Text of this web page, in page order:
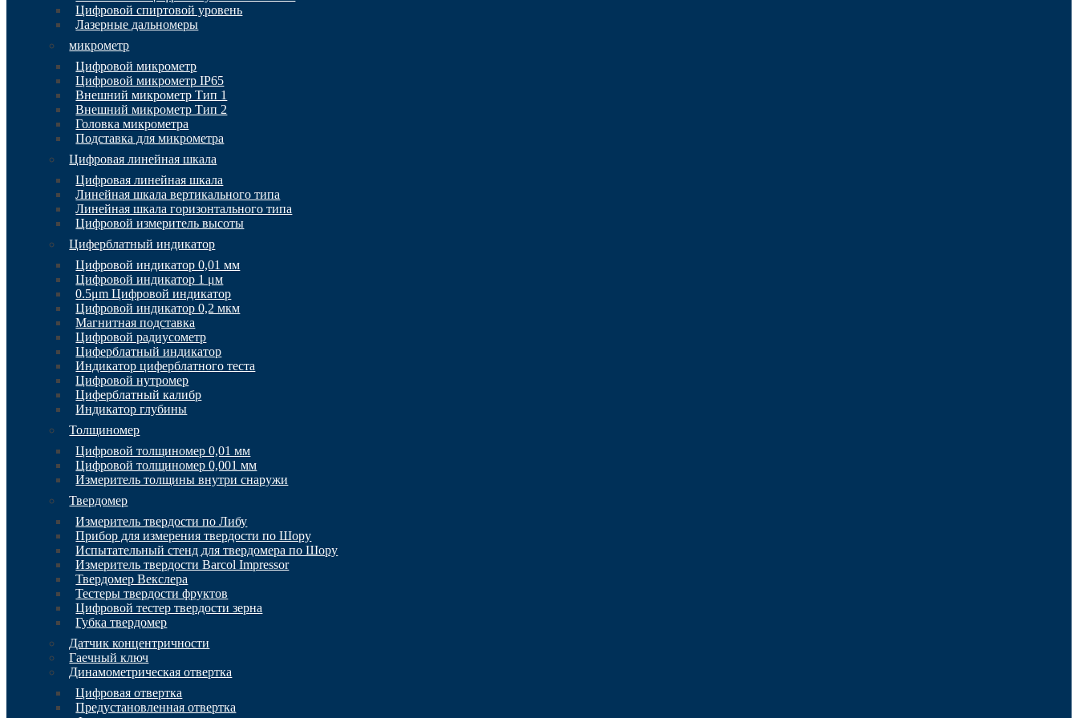
Цифровой спиртовой уровень
Лазерные дальномеры
микрометр
Цифровой микрометр
Цифровой микрометр IP65
Внешний микрометр Тип 1
Внешний микрометр Тип 2
Головка микрометра
Подставка для микрометра
Цифровая линейная шкала
Цифровая линейная шкала
Линейная шкала вертикального типа
Линейная шкала горизонтального типа
Цифровой измеритель высоты
Циферблатный индикатор
Цифровой индикатор 0,01 мм
Цифровой индикатор 1 μм
0.5μm Цифровой индикатор
Цифровой индикатор 0,2 мкм
Магнитная подставка
Цифровой радиусометр
Циферблатный индикатор
Индикатор циферблатного теста
Цифровой нутромер
Циферблатный калибр
Индикатор глубины
Толщиномер
Цифровой толщиномер 0,01 мм
Цифровой толщиномер 0,001 мм
Измеритель толщины внутри снаружи
Твердомер
Измеритель твердости по Либу
Прибор для измерения твердости по Шору
Испытательный стенд для твердомера по Шору
Измеритель твердости Barcol Impressor
Твердомер Векслера
Тестеры твердости фруктов
Цифровой тестер твердости зерна
Губка твердомер
Датчик концентричности
Гаечный ключ
Динамометрическая отвертка
Цифровая отвертка
Предустановленная отвертка